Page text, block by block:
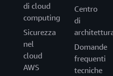
di cloud
computing
Sicurezza
nel
cloud
AWS
Centro
di
Domande
frequenti
tecniche